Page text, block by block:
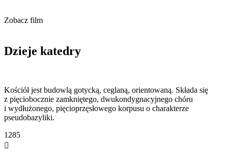
Zobacz film
Dzieje katedry
Kościół jest budowlą gotycką, ceglaną, orientowaną. Składa się
z pięciobocznie zamkniętego, dwukondygnacyjnego chóru
i wydłużonego, pięcioprzęsłowego korpusu o charakterze
pseudobazyliki.
1285